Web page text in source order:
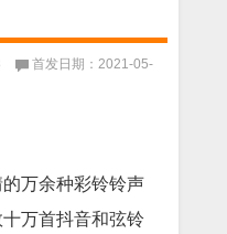
首发日期：2021-05-
万余种彩铃铃声
万首抖音和弦铃